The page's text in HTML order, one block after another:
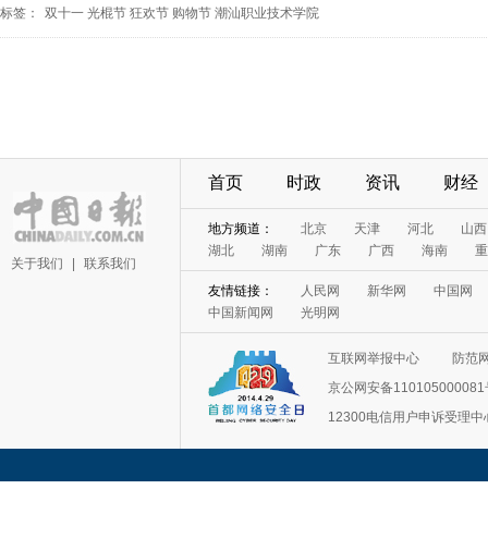
标签： 双十一 光棍节 狂欢节 购物节 潮汕职业技术学院
关于我们 联系我们
首页 时政 资讯 财经
地方频道： 北京 天津 河北
山西
湖北
湖南 广东 广西 海南
友情链接： 人民网 新华网
中国网
中国新闻网
光明网
互联网举报中心
防范
京公网安备110105000081
12300电信用户申诉受理中